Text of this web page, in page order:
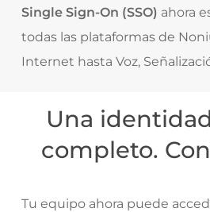
Single Sign-On (SSO) ahora
todas las plataformas de
Internet hasta Voz,
Una
completo.
Tu equipo ahora puede